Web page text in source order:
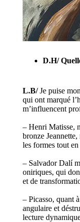
D.H/
L.B/Je puise
qui ont marqué
m’influencent
– Henri Matisse,
bronze
les formes tout
– Salvador Dalí
oniriques, qui
et de
– Picasso, quant
angulaire et
lecture